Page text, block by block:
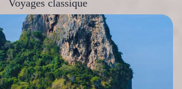
Voyages classique